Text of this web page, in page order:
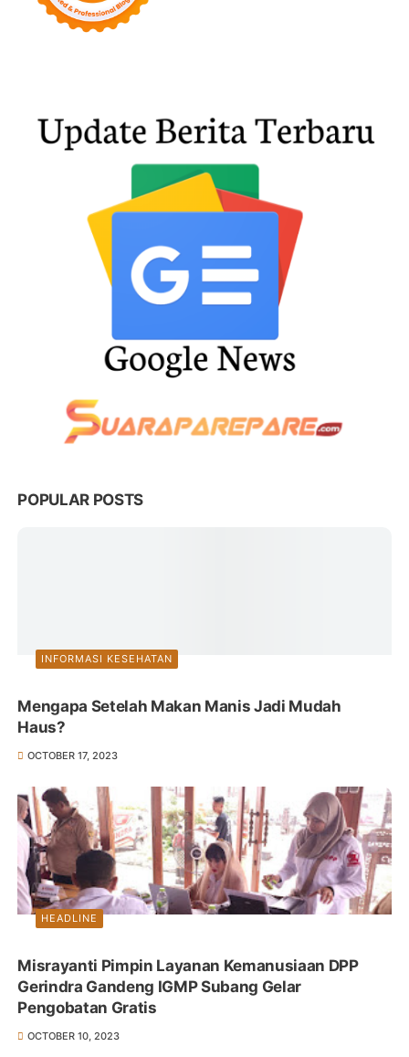
POPULAR POSTS
INFORMASI KESEHATAN
Mengapa Setelah Makan Manis Jadi Mudah
Haus?
OCTOBER 17, 2023
HEADLINE
Misrayanti Pimpin Layanan Kemanusiaan DPP
Gerindra Gandeng IGMP Subang Gelar
Pengobatan Gratis
OCTOBER 10, 2023